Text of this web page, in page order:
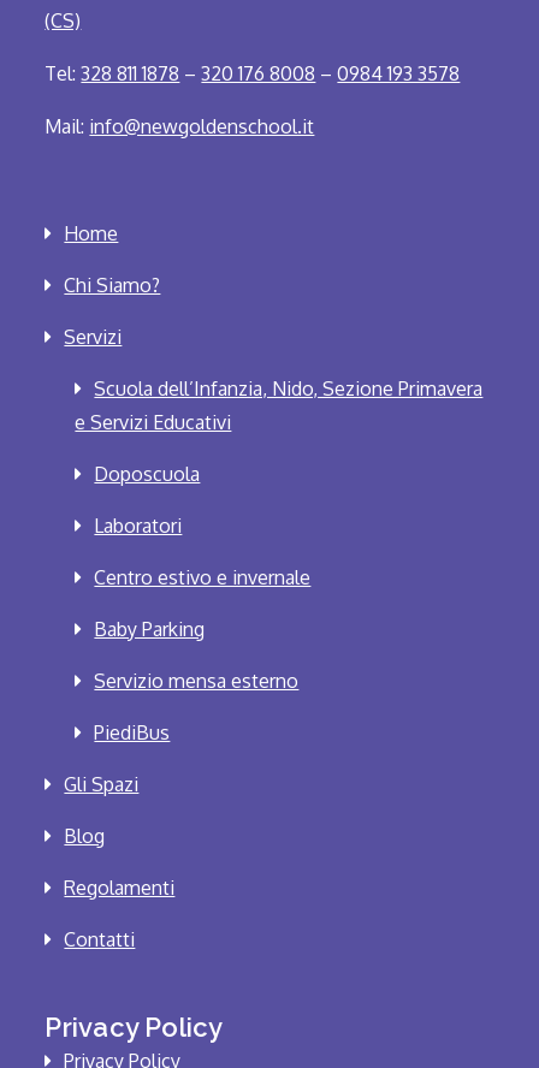
(CS)
Tel:328 811 1878 –320 176 8008 –0984 193 3578
Mail: info@newgoldenschool.it
Home
Chi Siamo?
Servizi
Scuola dell’Infanzia, Nido, Sezione Primavera
e Servizi Educativi
Doposcuola
Laboratori
Centro estivo e invernale
Baby Parking
Servizio mensa esterno
PiediBus
Gli Spazi
Blog
Regolamenti
Contatti
Privacy Policy
Privacy Policy